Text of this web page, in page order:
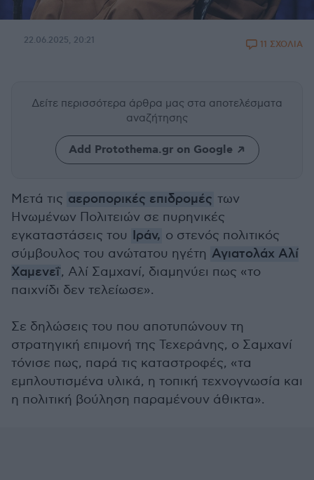
22.06.2025, 20:21 11 ΣΧΟΛΙΑ
Δείτε περισσότερα άρθρα μας στα αποτελέσματα
αναζήτησης
Add Protothema.gr on Google
Μετά τις αεροπορικές επιδρομές των
Ηνωμένων Πολιτειών σε πυρηνικές
εγκαταστάσεις του Ιράν, ο στενός πολιτικός
σύμβουλος του ανώτατου ηγέτη Αγιατολάχ Αλί
Χαμενεΐ, Αλί Σαμχανί, διαμηνύει πως «το
παιχνίδι δεν τελείωσε».
Σε δηλώσεις του που αποτυπώνουν τη
στρατηγική επιμονή της Τεχεράνης, ο Σαμχανί
τόνισε πως, παρά τις καταστροφές, «τα
εμπλουτισμένα υλικά, η τοπική τεχνογνωσία και
η πολιτική βούληση παραμένουν άθικτα».